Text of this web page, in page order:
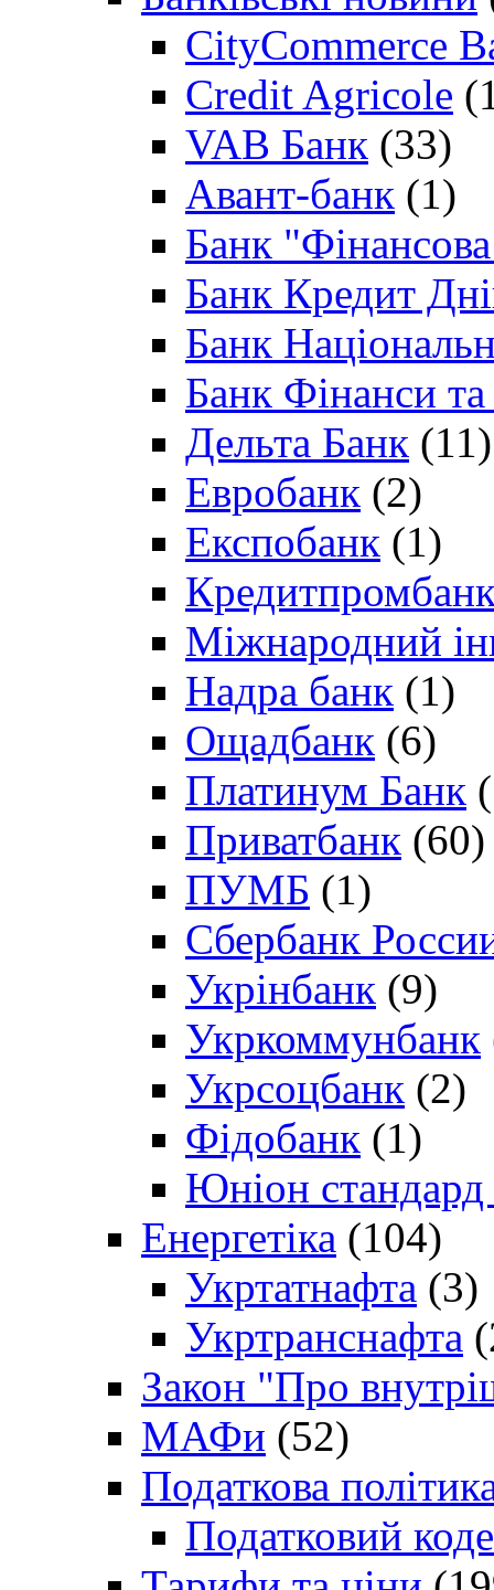
CityCommerce
Credit Agricole
VAB Банк (33)
Авант-банк (1)
Банк "Фінансова
Банк Кредит
Банк
Банк Фінанси
Дельта Банк (11)
Евробанк (2)
Експобанк (1)
Міжнародний
Надра банк (1)
Ощадбанк (6)
Платинум Банк
Приватбанк (60)
ПУМБ (1)
Сбербанк
Укрінбанк (9)
Укркоммунбанк
Укрсоцбанк (2)
Фідобанк (1)
Юніон стандард
Енергетіка (104)
Укртатнафта (3)
Укртранснафта
Закон "Про
МАФи (52)
Податкова
Податковий